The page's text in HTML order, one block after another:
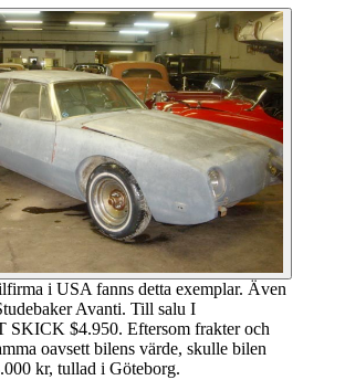
i USA fanns detta exemplar. Även
Avanti. Till salu I
$4.950. Eftersom frakter och
oavsett bilens värde, skulle bilen
kr, tullad i Göteborg.